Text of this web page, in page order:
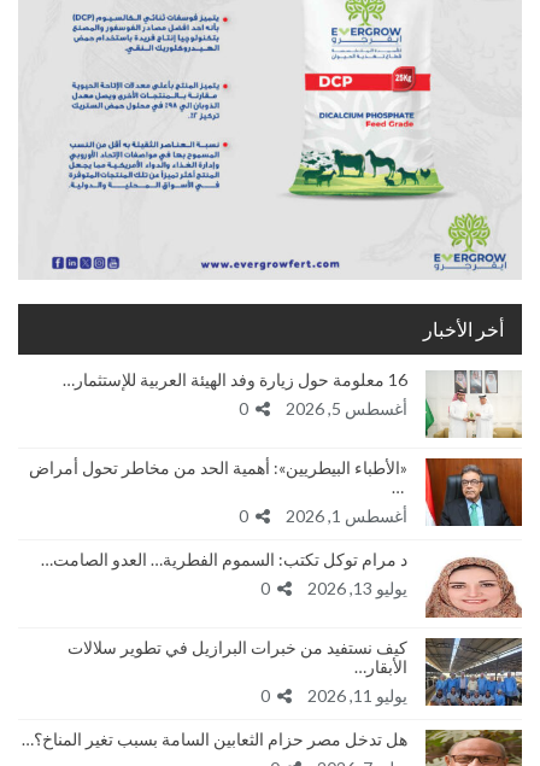
أخر الأخبار
16 معلومة حول زيارة وفد الهيئة العربية للإستثمار…
أغسطس 5, 2026
«الأطباء البيطريين»: أهمية الحد من مخاطر تحول أمراض
…
أغسطس 1, 2026
د مرام توكل تكتب: السموم الفطرية… العدو الصامت…
يوليو 13, 2026
كيف نستفيد من خبرات البرازيل في تطوير سلالات
الأبقار…
يوليو 11, 2026
هل تدخل مصر حزام الثعابين السامة بسبب تغير المناخ؟…